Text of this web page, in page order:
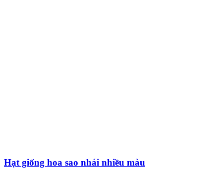
Hạt giống hoa sao nhái nhiều màu